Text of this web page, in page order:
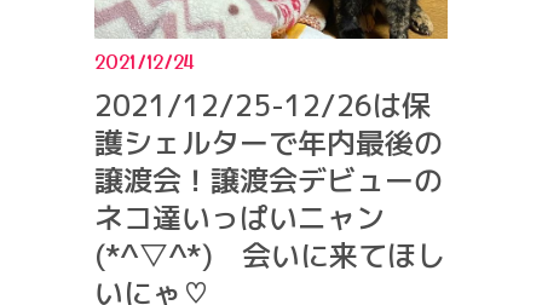
2021/12/24
2021/12/25-12/26は保
護シェルターで年内最後の
譲渡会！譲渡会デビューの
ネコ達いっぱいニャン
(*^▽^*) 会いに来てほし
いにゃ♡